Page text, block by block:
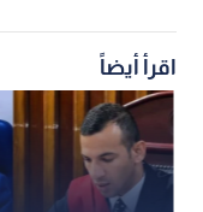
اقرأ أيضاً